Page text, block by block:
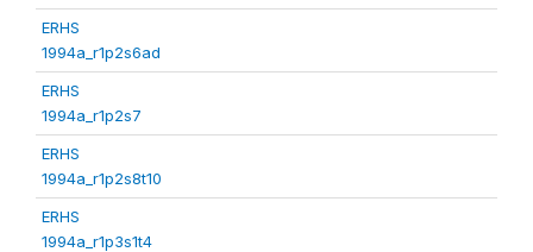
ERHS
1994a_r1p2s6ad
ERHS
1994a_r1p2s7
ERHS
1994a_r1p2s8t10
ERHS
1994a_r1p3s1t4